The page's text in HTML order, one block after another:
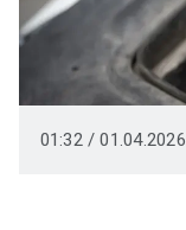
01:32 / 01.04.2026